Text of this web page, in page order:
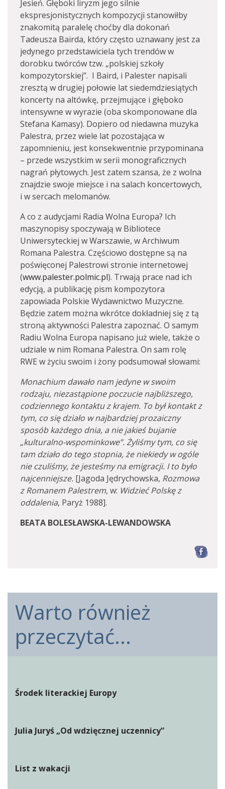
Jesień. Głęboki liryzm jego silnie
ekspresjonistycznych kompozycji stanowiłby
znakomitą paralelę choćby dla dokonań
Tadeusza Bairda, który często uznawany jest za
jedynego przedstawiciela tych trendów w
dorobku twórców tzw. „polskiej szkoły
kompozytorskiej”. I Baird, i Palester napisali
zresztą w drugiej połowie lat siedemdziesiątych
koncerty na altówkę, przejmujące i głęboko
intensywne w wyrazie (oba skomponowane dla
Stefana Kamasy). Dopiero od niedawna muzyka
Palestra, przez wiele lat pozostająca w
zapomnieniu, jest konsekwentnie przypominana
– przede wszystkim w serii monograficznych
nagrań płytowych. Jest zatem szansa, że z wolna
znajdzie swoje miejsce i na salach koncertowych,
i w sercach melomanów.
A co z audycjami Radia Wolna Europa? Ich
maszynopisy spoczywają w Bibliotece
Uniwersyteckiej w Warszawie, w Archiwum
Romana Palestra. Częściowo dostępne są na
poświęconej Palestrowi stronie internetowej
(www.palester.polmic.pl). Trwają prace nad ich
edycją, a publikację pism kompozytora
zapowiada Polskie Wydawnictwo Muzyczne.
Będzie zatem można wkrótce dokładniej się z tą
stroną aktywności Palestra zapoznać. O samym
Radiu Wolna Europa napisano już wiele, także o
udziale w nim Romana Palestra. On sam rolę
RWE w życiu swoim i żony podsumował słowami:
Monachium dawało nam jedyne w swoim
rodzaju, niezastąpione poczucie najbliższego,
codziennego kontaktu z krajem. To był kontakt z
tym, co się działo w najbardziej prozaiczny
sposób każdego dnia, a nie jakieś bujanie
„kulturalno-wspominkowe”. Żyliśmy tym, co się
tam działo do tego stopnia, że niekiedy w ogóle
nie czuliśmy, że jesteśmy na emigracji. I to było
najcenniejsze. [Jagoda Jędrychowska, Rozmowa
z Romanem Palestrem, w: Widzieć Polskę z
oddalenia, Paryż 1988].
BEATA BOLESŁAWSKA-LEWANDOWSKA
Warto również
przeczytać...
Środek literackiej Europy
Julia Juryś „Od wdzięcznej uczennicy”
List z wakacji